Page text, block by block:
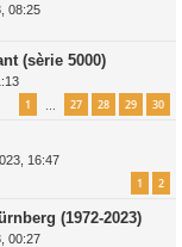
08:25
(sèrie 5000)
1 27 28 29 30
16:47
1 2
(1972-2023)
00:27